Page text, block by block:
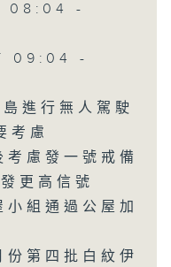
08:04 -
09:04 -
進行無人駕駛
考慮
慮發一號戒備
更高信號
組通過公屋加
第四批白紋伊